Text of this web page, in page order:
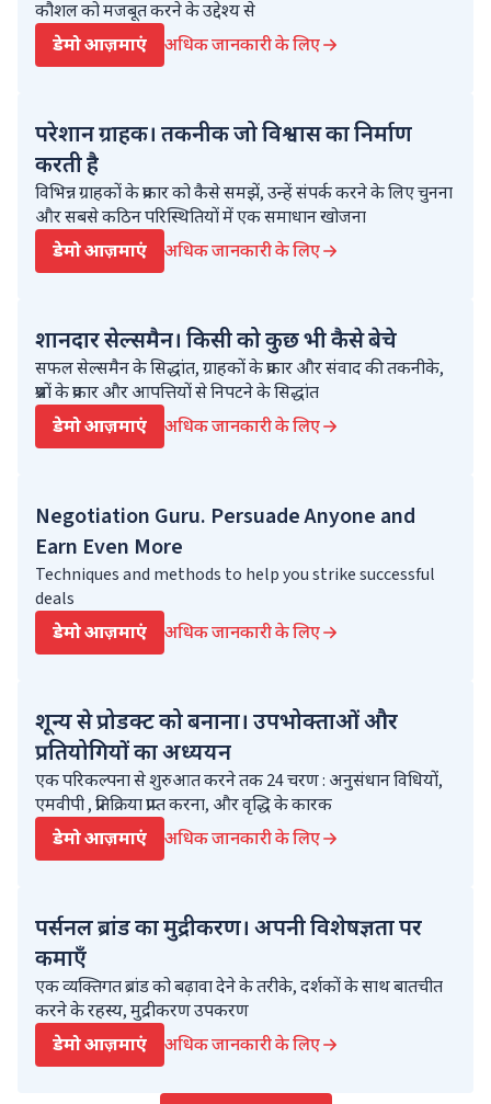
कौशल को मजबूत करने के उद्देश्य से
डेमो आज़माएं
अधिक जानकारी के लिए
परेशान ग्राहक। तकनीक जो विश्वास का निर्माण
करती है
विभिन्न ग्राहकों के प्रकार को कैसे समझें, उन्हें संपर्क करने के लिए चुनना
और सबसे कठिन परिस्थितियों में एक समाधान खोजना
डेमो आज़माएं
अधिक जानकारी के लिए
शानदार सेल्समैन। किसी को कुछ भी कैसे बेचे
सफल सेल्समैन के सिद्धांत, ग्राहकों के प्रकार और संवाद की तकनीके,
प्रश्नों के प्रकार और आपत्तियों से निपटने के सिद्धांत
डेमो आज़माएं
अधिक जानकारी के लिए
Negotiation Guru. Persuade Anyone and
Earn Even More
Techniques and methods to help you strike successful
deals
डेमो आज़माएं
अधिक जानकारी के लिए
शून्य से प्रोडक्ट को बनाना। उपभोक्ताओं और
प्रतियोगियों का अध्ययन
एक परिकल्पना से शुरुआत करने तक 24 चरण : अनुसंधान विधियों,
एमवीपी , प्रतिक्रिया प्राप्त करना, और वृद्धि के कारक
डेमो आज़माएं
अधिक जानकारी के लिए
पर्सनल ब्रांड का मुद्रीकरण। अपनी विशेषज्ञता पर
कमाएँ
एक व्यक्तिगत ब्रांड को बढ़ावा देने के तरीके, दर्शकों के साथ बातचीत
करने के रहस्य, मुद्रीकरण उपकरण
डेमो आज़माएं
अधिक जानकारी के लिए